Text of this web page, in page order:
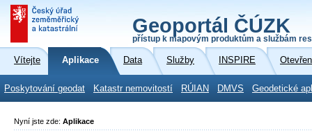
Geoportál ČÚZK
přístup k mapovým produktům a službám
Vítejte Aplikace Data Služby INSPIRE
Poskytování geodat Katastr nemovitostí RÚIAN DMVS Geodetické
Nyní jste zde: Aplikace